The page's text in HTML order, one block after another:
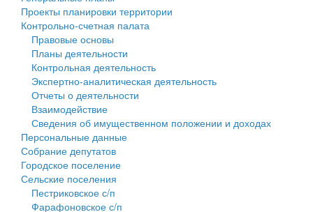
Собрание депутатов
Городское поселение
Сельские поселения
Проекты планировки территории
Контрольно-счетная палата
Правовые основы
Планы деятельности
Контрольная деятельность
Экспертно-аналитическая деятельность
Отчеты о деятельности
Взаимодействие
Сведения об имущественном положении и доходах
Персональные данные
Собрание депутатов
Городское поселение
Сельские поселения
Пестриковское с/п
Фарафоновское с/п